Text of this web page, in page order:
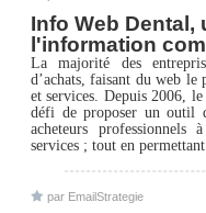
Info Web Dental,
l'information
La majorité des
d’achats, faisant du web
et services. Depuis 2006,
défi de proposer un outil
acheteurs
services ; tout en
par EmailStrategie